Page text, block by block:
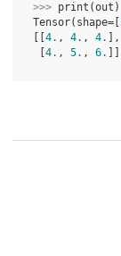
>>> print (out )
Tensor(shape=[
4. , 4. , 4.
],
4. , 5. , 6.